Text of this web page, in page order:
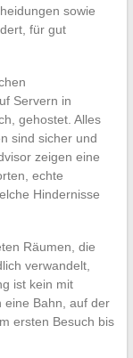
sowie
für gut
Servern in
gehostet. Alles
sind sicher und
zeigen eine
echte
Hindernisse
Räumen, die
verwandelt,
ist kein mit
eine Bahn, auf der
ersten Besuch bis